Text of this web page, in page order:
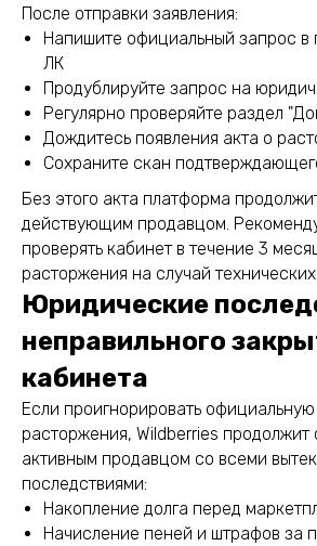
После отправки заявления:
Напишите официальный запрос в
ЛК
Продублируйте запрос на
Регулярно проверяйте раздел
Дождитесь появления акта о
Сохраните скан
Без этого акта платформа
действующим продавцом.
проверять кабинет в течение 3
расторжения на случай
Юридические
неправильного
кабинета
Если проигнорировать
расторжения, Wildberries продолжит
активным продавцом со всеми
последствиями:
Накопление долга перед
Начисление пеней и штрафов за